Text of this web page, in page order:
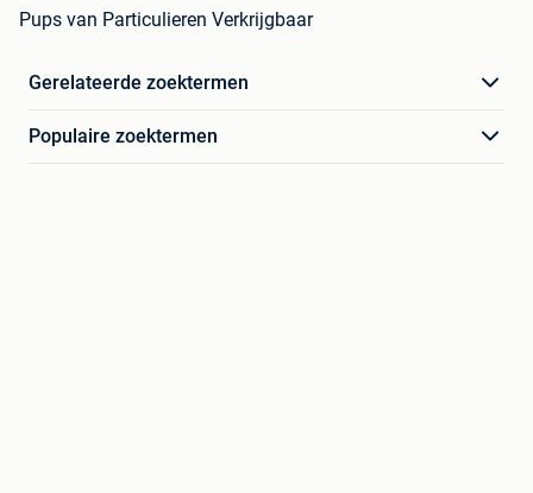
Pups van Particulieren Verkrijgbaar
Gerelateerde zoektermen
Populaire zoektermen